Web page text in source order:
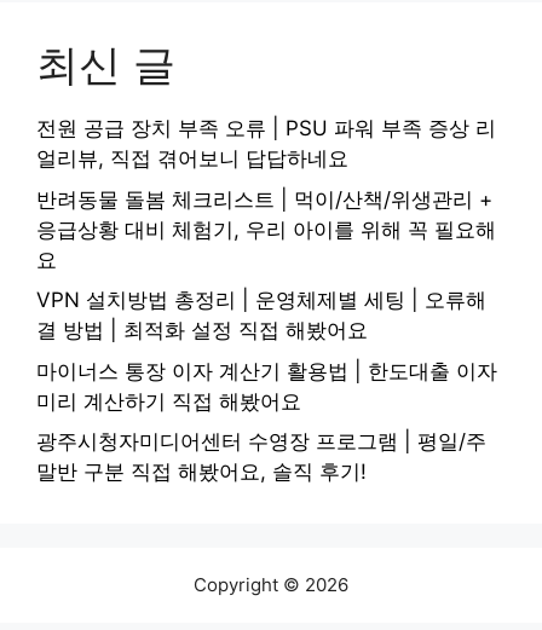
최신 글
전원 공급 장치 부족 오류 | PSU 파워 부족 증상 리
얼리뷰, 직접 겪어보니 답답하네요
반려동물 돌봄 체크리스트 | 먹이/산책/위생관리 +
응급상황 대비 체험기, 우리 아이를 위해 꼭 필요해
요
VPN 설치방법 총정리 | 운영체제별 세팅 | 오류해
결 방법 | 최적화 설정 직접 해봤어요
마이너스 통장 이자 계산기 활용법 | 한도대출 이자
미리 계산하기 직접 해봤어요
광주시청자미디어센터 수영장 프로그램 | 평일/주
말반 구분 직접 해봤어요, 솔직 후기!
Copyright © 2026